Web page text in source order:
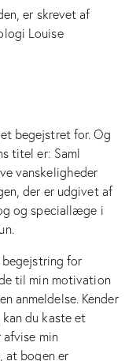
er skrevet af
Louise
begejstret for. Og
titel er: Saml
vanskeligheder
der er udgivet af
og speciallæge i
for
til min motivation
anmeldelse. Kender
du kaste et
min
at bogen er